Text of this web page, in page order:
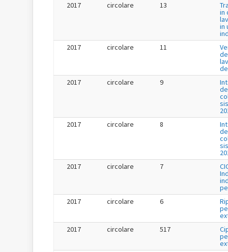
2017
circolare 13
in
in
2017
circolare 11
2017
circolare 9
2017
circolare 8
2017
circolare 7
2017
circolare 6
2017
circolare 517